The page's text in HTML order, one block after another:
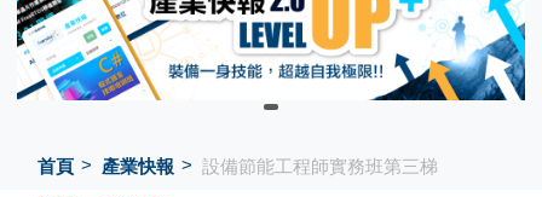
首頁 產業快報 設備節能工程師實務班第三梯